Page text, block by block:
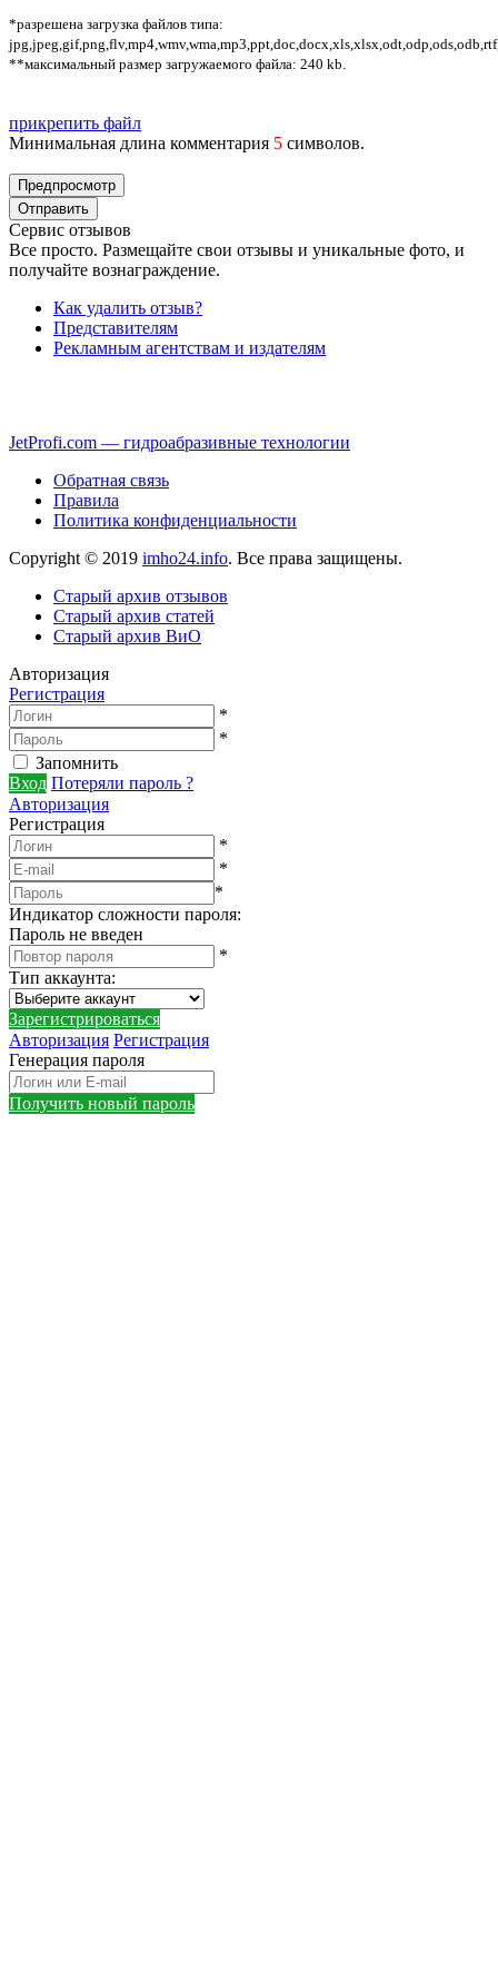
*разрешена загрузка файлов типа:
**максимальный размер загружаемого файла: 240 kb.
прикрепить файл
Минимальная длина комментария 5 символов.
Сервис отзывов
Все просто. Размещайте свои отзывы и уникальные фото, и
получайте вознаграждение.
Как удалить отзыв?
Представителям
Рекламным агентствам и издателям
JetProfi.com — гидроабразивные технологии
Обратная связь
Правила
Политика конфиденциальности
Copyright © 2019 imho24.info. Все права защищены.
Старый архив отзывов
Старый архив статей
Старый архив ВиО
Авторизация
Регистрация
*
*
Запомнить
Вход Потеряли пароль ?
Авторизация
Регистрация
*
*
*
Индикатор сложности пароля:
Пароль не введен
*
Тип аккаунта:
Зарегистрироваться
Авторизация Регистрация
Генерация пароля
Получить новый пароль